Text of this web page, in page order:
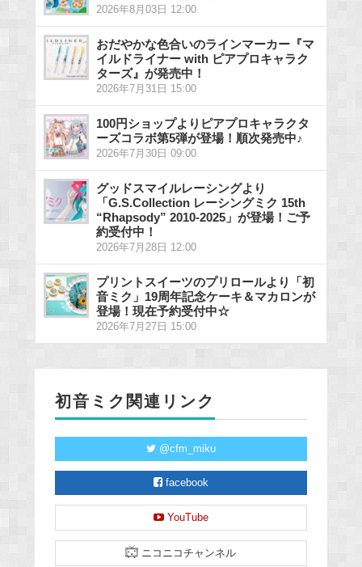
2026年8月03日 12:00
おだやかな色合いのラインマーカー『マ
イルドライナー with ピアプロキャラク
ターズ』が発売中！
2026年7月31日 15:00
100円ショップよりピアプロキャラクタ
ーズコラボ第5弾が登場！順次発売中♪
2026年7月30日 09:00
グッドスマイルレーシングより
「G.S.Collection レーシングミク 15th
“Rhapsody” 2010-2025」が登場！ご予
約受付中！
2026年7月28日 12:00
プリントスイーツのプリロールより「初
音ミク」19周年記念ケーキ＆マカロンが
登場！現在予約受付中☆
2026年7月27日 15:00
初音ミク関連リンク
@cfm_miku
facebook
YouTube
ニコニコチャンネル